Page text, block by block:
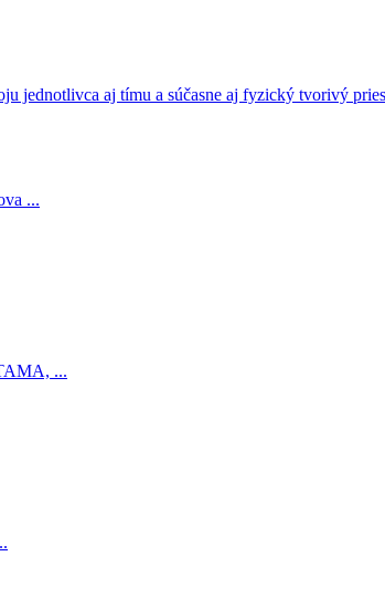
aj tímu a súčasne aj fyzický tvorivý
...
...